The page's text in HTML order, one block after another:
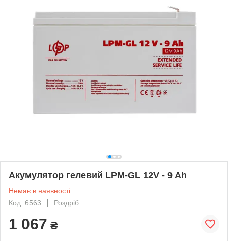
Акумулятор гелевий LPM-GL 12V - 9 Ah
Немає в наявності
Код: 6563
Роздріб
1 067 ₴